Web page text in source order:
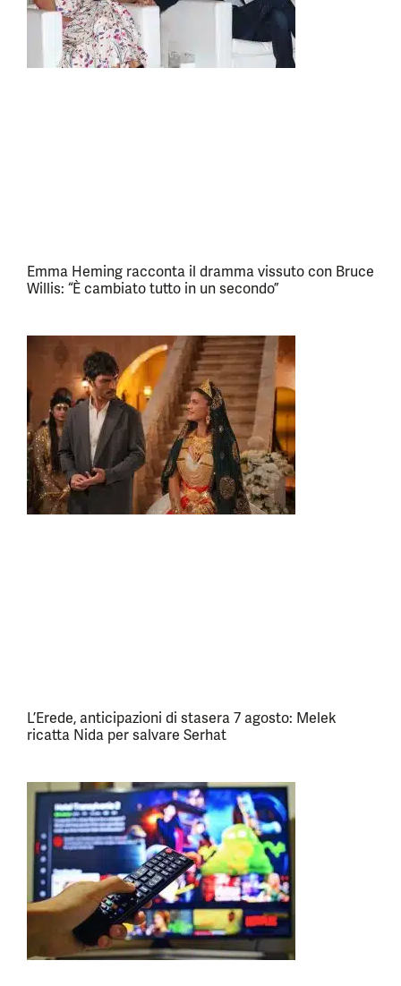
Emma Heming racconta il dramma vissuto con Bruce
Willis: “È cambiato tutto in un secondo”
L’Erede, anticipazioni di stasera 7 agosto: Melek
ricatta Nida per salvare Serhat